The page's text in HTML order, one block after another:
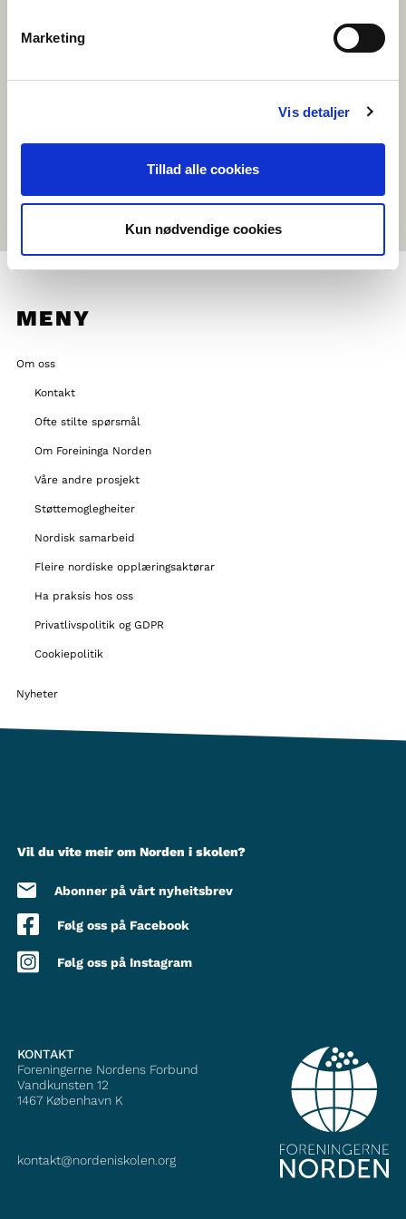
Marketing
Vis detaljer
Tillad alle cookies
Kun nødvendige cookies
MENY
Om oss
Kontakt
Ofte stilte spørsmål
Om Foreininga Norden
Våre andre prosjekt
Støttemoglegheiter
Nordisk samarbeid
Fleire nordiske opplæringsaktørar
Ha praksis hos oss
Privatlivspolitik og GDPR
Cookiepolitik
Nyheter
Bruk FireFox, Google Chrome eller Safari som nettlesar
Bruk ei datamaskin med kamera/webcam og mikrofon
Facebookfor info om neste chatrunde!
Vil du vite meir om Norden i skolen?
Abonner på vårt nyheitsbrev
Følg oss på Facebook
Følg oss på Instagram
KONTAKT
Foreningerne Nordens Forbund
Vandkunsten 12
1467 København K
kontakt@nordeniskolen.org